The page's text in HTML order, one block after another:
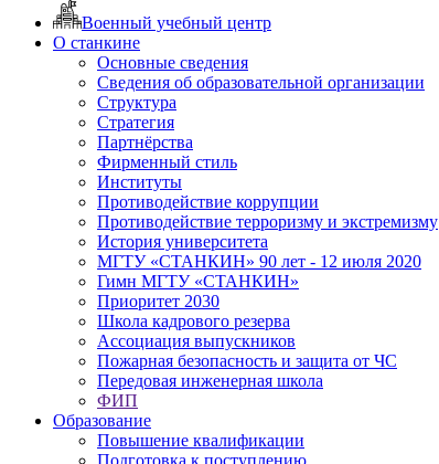
Военный учебный центр
О станкине
Основные сведения
Сведения об образовательной организации
Структура
Стратегия
Партнёрства
Фирменный стиль
Институты
Противодействие коррупции
Противодействие терроризму и экстремизму
История университета
МГТУ «СТАНКИН» 90 лет - 12 июля 2020
Гимн МГТУ «СТАНКИН»
Приоритет 2030
Школа кадрового резерва
Ассоциация выпускников
Пожарная безопасность и защита от ЧС
Передовая инженерная школа
ФИП
Образование
Повышение квалификации
Подготовка к поступлению